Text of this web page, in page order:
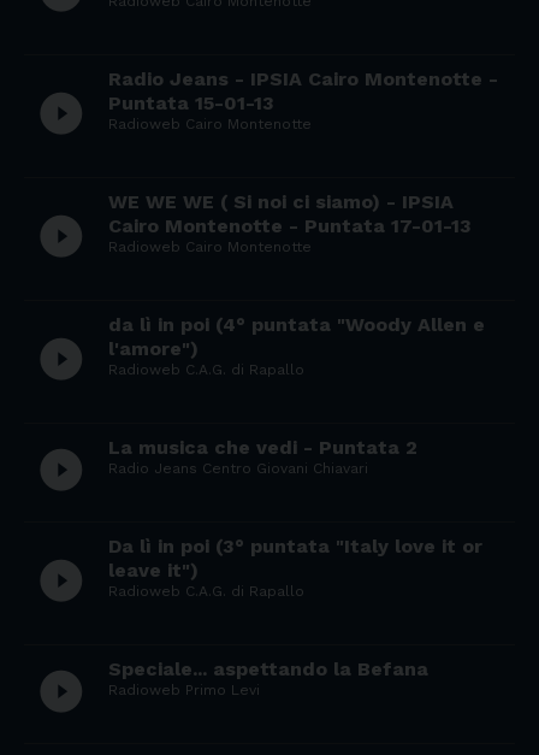
play_circle_filled
Radio Jeans - IPSIA Cairo Montenotte -
Puntata 15-01-13
Radioweb Cairo Montenotte
play_circle_filled
WE WE WE ( Si noi ci siamo) - IPSIA
Cairo Montenotte - Puntata 17-01-13
Radioweb Cairo Montenotte
play_circle_filled
da lì in poi (4° puntata "Woody Allen e
l'amore")
Radioweb C.A.G. di Rapallo
play_circle_filled La musica che vedi - Puntata 2
Radio Jeans Centro Giovani Chiavari
play_circle_filled
Da lì in poi (3° puntata "Italy love it or
leave it")
Radioweb C.A.G. di Rapallo
play_circle_filled Speciale... aspettando la Befana
Radioweb Primo Levi